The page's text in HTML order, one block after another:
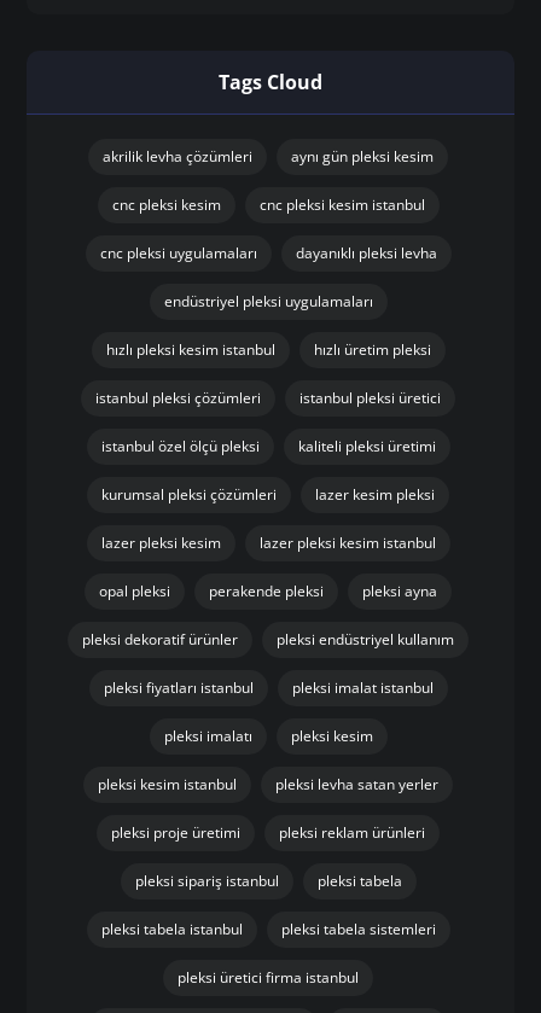
Tags Cloud
akrilik levha çözümleri aynı gün pleksi kesim
cnc pleksi kesim cnc pleksi kesim istanbul
cnc pleksi uygulamaları dayanıklı pleksi levha
endüstriyel pleksi uygulamaları
hızlı pleksi kesim istanbul hızlı üretim pleksi
istanbul pleksi çözümleri istanbul pleksi üretici
istanbul özel ölçü pleksi kaliteli pleksi üretimi
kurumsal pleksi çözümleri lazer kesim pleksi
lazer pleksi kesim lazer pleksi kesim istanbul
opal pleksi perakende pleksi pleksi ayna
pleksi dekoratif ürünler pleksi endüstriyel kullanım
pleksi fiyatları istanbul pleksi imalat istanbul
pleksi imalatı pleksi kesim
pleksi kesim istanbul pleksi levha satan yerler
pleksi proje üretimi pleksi reklam ürünleri
pleksi sipariş istanbul pleksi tabela
pleksi tabela istanbul pleksi tabela sistemleri
pleksi üretici firma istanbul